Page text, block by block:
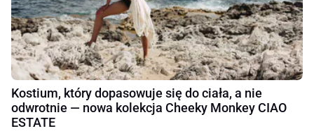
Kostium, który dopasowuje się do ciała, a nie
odwrotnie — nowa kolekcja Cheeky Monkey CIAO
ESTATE